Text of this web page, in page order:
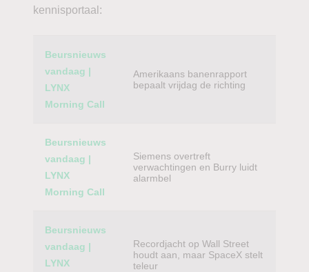
kennisportaal:
Category
Beursnieuws
vandaag |
LYNX
Morning Call
Amerikaans banenrapport
bepaalt vrijdag de richting
Beursnieuws
vandaag |
LYNX
Morning Call
Siemens overtreft
verwachtingen en Burry luidt
alarmbel
Beursnieuws
vandaag |
LYNX
Recordjacht op Wall Street
houdt aan, maar SpaceX stelt
teleur